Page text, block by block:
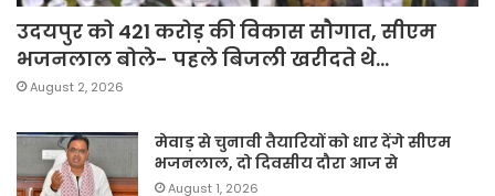
उदयपुर को 421 करोड़ की विकास सौगात, सीएम
भजनलाल बोले- पहले बिजली खरीदते थे…
August 2, 2026
मेवाड़ से चुनावी तैयारियों को धार देंगे सीएम
भजनलाल, दो दिवसीय दौरा आज से
August 1, 2026